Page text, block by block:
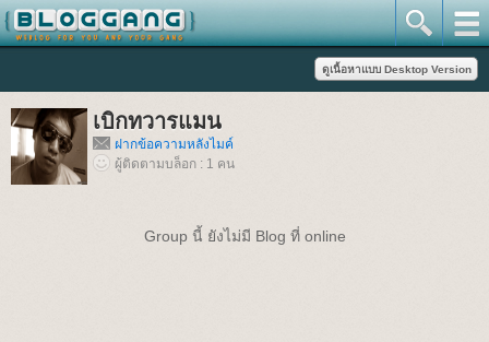
เบิกทวารแมน
ฝากข้อความหลังไมค์
ผู้ติดตามบล็อก : 1 คน
Group นี้ ยังไม่มี Blog ที่ online